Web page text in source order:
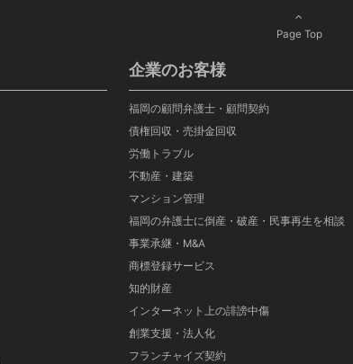
Page Top
企業のお客様
福岡の顧問弁護士・顧問契約
債権回収・売掛金回収
労働トラブル
不動産・建築
マンション管理
福岡の弁護士に倒産・破産・民事再生を相談
事業承継・M&A
商標登録サービス
知的財産
インターネット上の誹謗中傷
創業支援・法人化
フランチャイズ契約